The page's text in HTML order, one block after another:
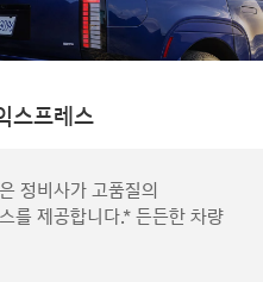
스프레스
정비사가 고품질의
를 제공합니다.* 든든한 차량